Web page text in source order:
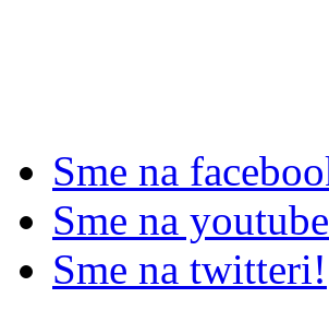
Sme na
Sme na
Sme na twitteri!